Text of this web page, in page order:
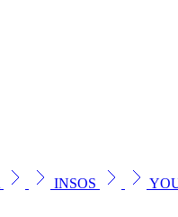
INSOS